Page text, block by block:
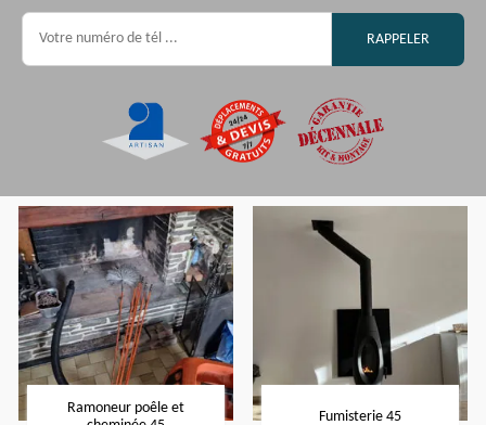
Ramoneur poêle et
Fumisterie 45